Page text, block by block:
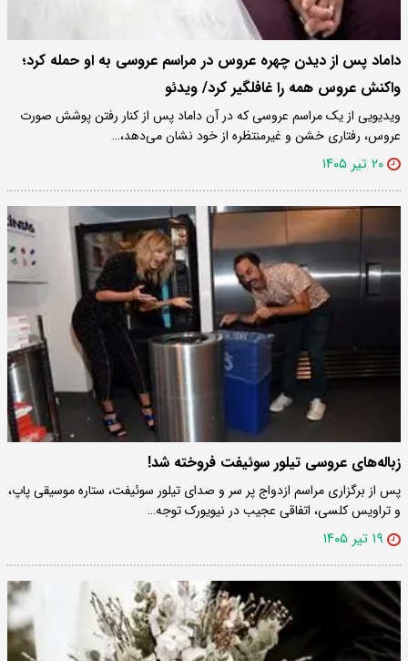
داماد پس از دیدن چهره عروس در مراسم عروسی به او حمله کرد؛
واکنش عروس همه را غافلگیر کرد/ ویدئو
ویدیویی از یک مراسم عروسی که در آن داماد پس از کنار رفتن پوشش صورت
عروس، رفتاری خشن و غیرمنتظره از خود نشان می‌دهد،…
۲۰ تیر ۱۴۰۵
زباله‌های عروسی تیلور سوئیفت فروخته شد!
پس از برگزاری مراسم ازدواج پر سر و صدای تیلور سوئیفت، ستاره موسیقی پاپ،
و تراویس کلسی، اتفاقی عجیب در نیویورک توجه…
۱۹ تیر ۱۴۰۵